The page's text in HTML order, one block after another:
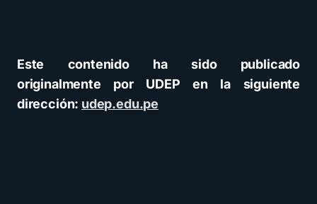
Este contenido ha sido publicado
originalmente por UDEP en la siguiente
dirección: udep.edu.pe